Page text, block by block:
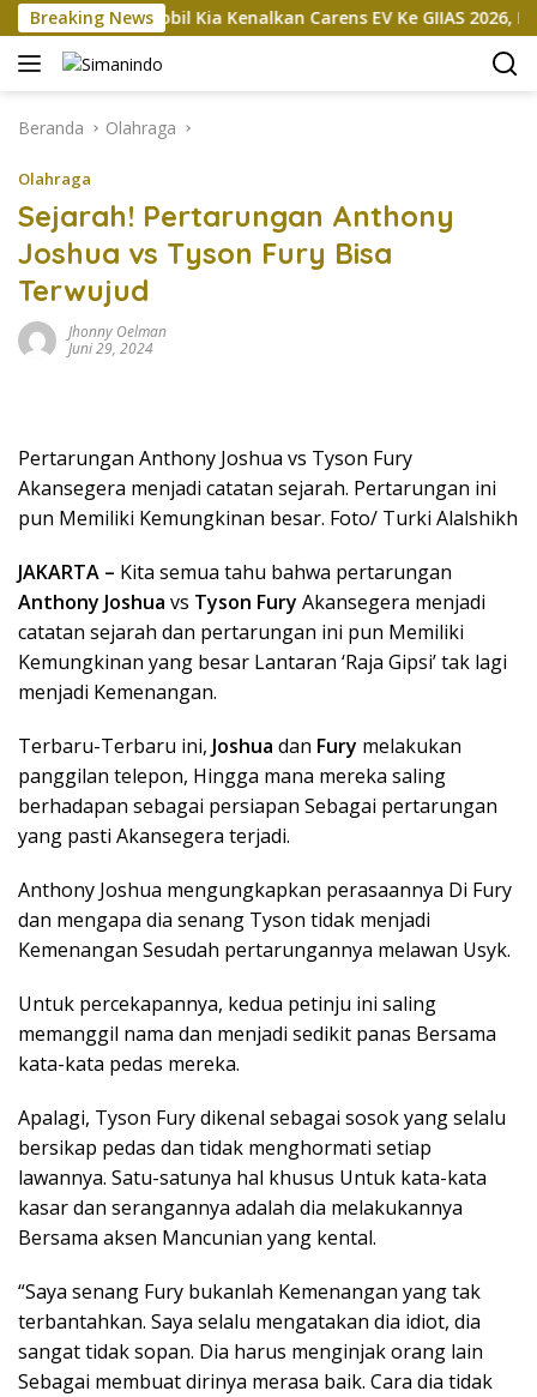
Langsung
ke
konten
Breaking NewsMobil Kia Kenalkan Carens EV Ke GIIAS 2026,
Beranda Olahraga
Olahraga
Sejarah! Pertarungan Anthony
Joshua vs Tyson Fury Bisa
Terwujud
Jhonny Oelman
Juni 29, 2024
Pertarungan Anthony Joshua vs Tyson Fury
Akansegera menjadi catatan sejarah. Pertarungan ini
pun Memiliki Kemungkinan besar. Foto/ Turki Alalshikh
JAKARTA – Kita semua tahu bahwa pertarungan
Anthony Joshua vs Tyson Fury Akansegera menjadi
catatan sejarah dan pertarungan ini pun Memiliki
Kemungkinan yang besar Lantaran ‘Raja Gipsi’ tak lagi
menjadi Kemenangan.
Terbaru-Terbaru ini, Joshua dan Fury melakukan
panggilan telepon, Hingga mana mereka saling
berhadapan sebagai persiapan Sebagai pertarungan
yang pasti Akansegera terjadi.
Anthony Joshua mengungkapkan perasaannya Di Fury
dan mengapa dia senang Tyson tidak menjadi
Kemenangan Sesudah pertarungannya melawan Usyk.
Untuk percekapannya, kedua petinju ini saling
memanggil nama dan menjadi sedikit panas Bersama
kata-kata pedas mereka.
Apalagi, Tyson Fury dikenal sebagai sosok yang selalu
bersikap pedas dan tidak menghormati setiap
lawannya. Satu-satunya hal khusus Untuk kata-kata
kasar dan serangannya adalah dia melakukannya
Bersama aksen Mancunian yang kental.
“Saya senang Fury bukanlah Kemenangan yang tak
terbantahkan. Saya selalu mengatakan dia idiot, dia
sangat tidak sopan. Dia harus menginjak orang lain
Sebagai membuat dirinya merasa baik. Cara dia tidak